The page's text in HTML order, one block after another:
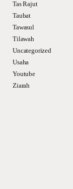
Tas Rajut
Taubat
Tawasul
Tilawah
Uncategorized
Usaha
Youtube
Ziarah